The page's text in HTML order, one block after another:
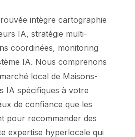
intègre cartographie
IA, stratégie multi-
coordinées, monitoring
IA. Nous comprenons
local de Maisons-
IA spécifiques à votre
de confiance que les
pour recommander des
expertise hyperlocale qui